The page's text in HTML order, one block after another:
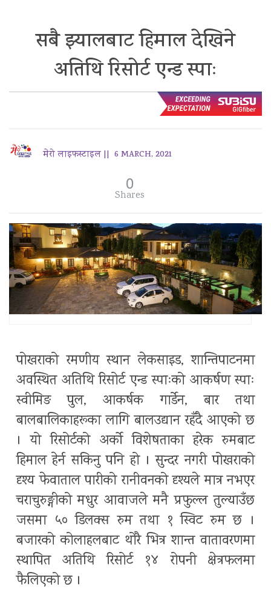
सबै झ्यालबाट हिमाल देखिने
अतिथि रिसोर्ट एन्ड स्पाः
मेरो लाइफस्टाइल || 6 MARCH, 2021
0
Shares
पोखराको रमणीय स्थान लेकसाइड, शान्तिपाटनमा
अवस्थित अतिथि रिसोर्ट एन्ड स्पाःको आकर्षण स्पाः
स्वीमिङ पुल, आकर्षक गार्डेन, बार तथा
बालबालिकाहरूका लागि बालउद्यान रहँदै आएको छ
। यो रिसोर्टको अर्को विशेषताका हरेक रुमबाट
हिमाल हेर्न सकिनु पनि हो । सुन्दर नगरी पोखराको
दृश्य फेवाताल पारीको रानीवनको दृश्यले मात्र नभएर
चराचुरुङ्गीको मधुर आवाजले मनै प्रफुल्ल तुल्याउँछ
जसमा ५० डिलक्स रुम तथा १ स्विट रुम छ ।
बजारको कोलाहलबाट थोरै भित्र शान्त वातावरणमा
स्थापित अतिथि रिसोर्ट १४ रोपनी क्षेत्रफलमा
फैलिएको छ ।